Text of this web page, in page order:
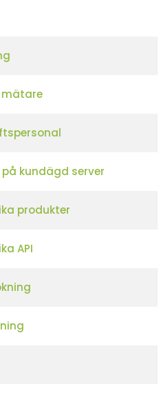
mätare
kundägd server
produkter
API